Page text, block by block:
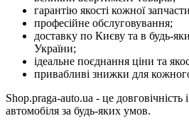
гарантію якості кожної
професійне обслуговування;
доставку по Києву та в будь-
України;
ідеальне поєднання ціни та
привабливі знижки для
Shop.praga-auto.ua - це
автомобіля за будь-яких умов.